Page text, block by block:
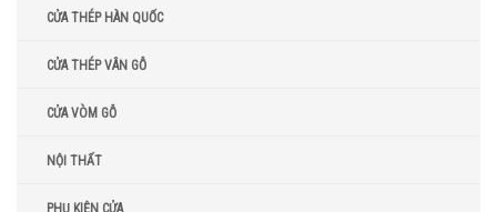
CỬA THÉP HÀN QUỐC
CỬA THÉP VÂN GỖ
CỬA VÒM GỖ
NỘI THẤT
PHỤ KIỆN CỬA